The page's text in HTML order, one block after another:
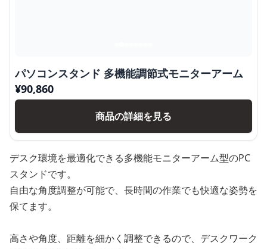
パソコンスタンド 多機能調節式モニターアーム
¥90,860
商品の詳細を見る
デスク環境を最適化できる多機能モニターアーム型のPC
スタンドです。
自由な角度調整が可能で、長時間の作業でも快適な姿勢を
保てます。
高さや角度、距離を細かく調整できるので、デスクワーク